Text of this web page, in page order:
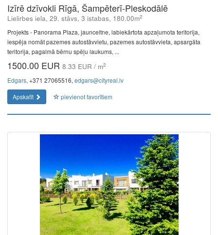
Izīrē dzīvokli Rīgā, Šampēterī-Pleskodālē
Lielirbes iela, 29. stāvs, 3 istabas, 180.00m2
Projekts - Panorama Plaza, jaunceltne, labiekārtota apzaļumota teritorija,
iespēja nomāt pazemes autostāvvietu, pazemes autostāvvieta, apsargāta
teritorija, pagalmā bērnu spēļu laukums, ...
1500.00 EUR 8.33 EUR / m2
Edgars, +371 27065516, edgars@cityreal.lv
Apskatīt
pievienot favorītiem